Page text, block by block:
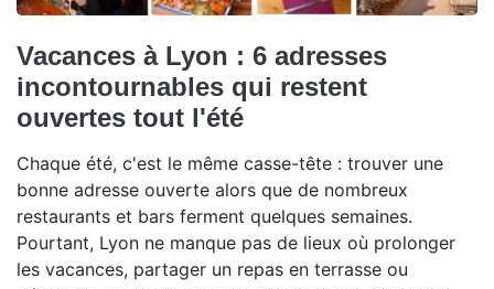
Vacances à Lyon : 6 adresses
incontournables qui restent
ouvertes tout l'été
Chaque été, c'est le même casse-tête : trouver une
bonne adresse ouverte alors que de nombreux
restaurants et bars ferment quelques semaines.
Pourtant, Lyon ne manque pas de lieux où prolonger
les vacances, partager un repas en terrasse ou